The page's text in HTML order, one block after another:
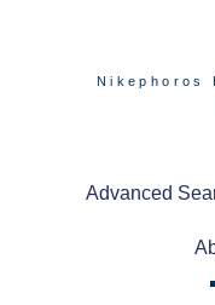
Nikephoros
Advanced